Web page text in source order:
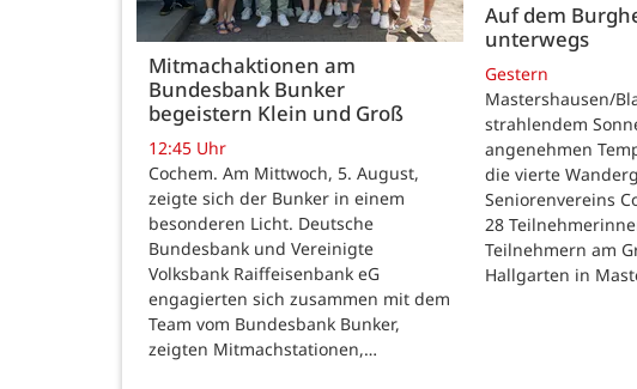
Mitmachaktionen am
Bundesbank Bunker
begeistern Klein und Groß
12:45 Uhr
Cochem. Am Mittwoch, 5. August,
zeigte sich der Bunker in einem
besonderen Licht. Deutsche
Bundesbank und Vereinigte
Volksbank Raiffeisenbank eG
engagierten sich zusammen mit dem
Team vom Bundesbank Bunker,
zeigten Mitmachstationen,…
Auf dem
unterwegs
Gestern
Mastershausen/
strahlendem
angenehmen
die vierte
Seniorenvereins
28
Teilnehmern am
Hallgarten in